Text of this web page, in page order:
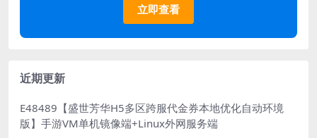
立即查看
近期更新
E48489【盛世芳华H5多区跨服代金券本地优化自动环境
版】手游VM单机镜像端+Linux外网服务端